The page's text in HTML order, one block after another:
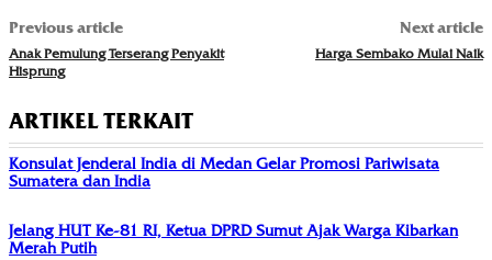
Previous article
Anak Pemulung Terserang Penyakit
Hisprung
Next article
Harga Sembako Mulai Naik
ARTIKEL TERKAIT
Konsulat Jenderal India di Medan Gelar Promosi Pariwisata
Sumatera dan India
Jelang HUT Ke-81 RI, Ketua DPRD Sumut Ajak Warga Kibarkan
Merah Putih